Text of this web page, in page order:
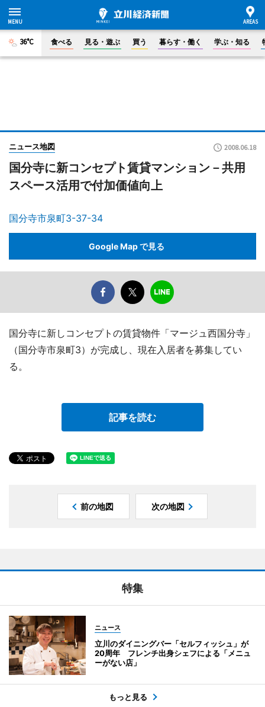
36°C 食べる 見る・遊ぶ 買う 暮らす・働く 学ぶ・知る
ニュース地図 2008.06.18
国分寺に新コンセプト賃貸マンション－共用
スペース活用で付加価値向上
国分寺市泉町3-37-34
Google Map で見る
国分寺に新しコンセプトの賃貸物件「マージュ西国分寺」
（国分寺市泉町3）が完成し、現在入居者を募集してい
る。
記事を読む
前の地図 次の地図
特集
ニュース
立川のダイニングバー「セルフィッシュ」が
20周年 フレンチ出身シェフによる「メニュ
ーがない店」
もっと見る